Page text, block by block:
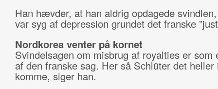
Han hævder, at han aldrig opdagede
var syg af depression grundet det franske
Nordkorea venter på kornet
Svindelsagen om misbrug af royalties er som
af den franske sag. Her så Schlüter det heller
komme, siger han.